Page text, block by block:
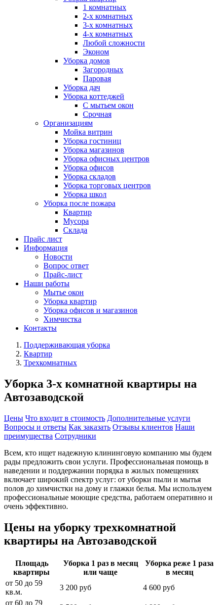
1 комнатных
2-х комнатных
3-х комнатных
4-х комнатных
Любой сложности
Эконом
Уборка домов
Загородных
Паровая
Уборка дач
Уборка коттеджей
С мытьем окон
Срочная
Организациям
Мойка витрин
Уборка гостиниц
Уборка магазинов
Уборка офисных центров
Уборка офисов
Уборка складов
Уборка торговых центров
Уборка школ
Уборка после пожара
Квартир
Мусора
Склада
Прайс лист
Информация
Новости
Вопрос ответ
Прайс-лист
Наши работы
Мытье окон
Уборка квартир
Уборка офисов и магазинов
Химчистка
Контакты
Поддерживающая уборка
Квартир
Трехкомнатных
Уборка 3-х комнатной квартиры на
Автозаводской
Цены Что входит в стоимость Дополнительные услуги
Вопросы и ответы Как заказать Отзывы клиентов Наши
преимущества Сотрудники
Всем, кто ищет надежную клининговую компанию мы будем
рады предложить свои услуги. Профессиональная помощь в
наведении и поддержании порядка в жилых помещениях
включает широкий спектр услуг: от уборки пыли и мытья
полов до химчистки на дому и глажки белья. Мы используем
профессиональные моющие средства, работаем оперативно и
очень эффективно.
Цены на уборку трехкомнатной
квартиры на Автозаводской
Площадь
квартиры
Уборка 1 раз в месяц
или чаще
Уборка реже 1 раза
в месяц
от 50 до 59
кв.м.
3 200 руб
4 600 руб
от 60 до 79